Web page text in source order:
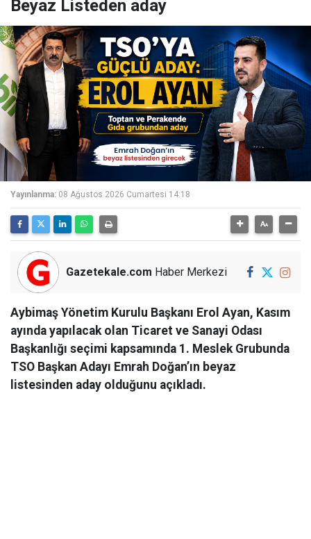
Beyaz Listeden aday
Yayınlanma: 08 Ağustos 2026 Cumartesi 14:18
Gazetekale.com Haber Merkezi
Aybimaş Yönetim Kurulu Başkanı Erol Ayan, Kasım
ayında yapılacak olan Ticaret ve Sanayi Odası
Başkanlığı seçimi kapsamında 1. Meslek Grubunda
TSO Başkan Adayı Emrah Doğan’ın beyaz
listesinden aday olduğunu açıkladı.